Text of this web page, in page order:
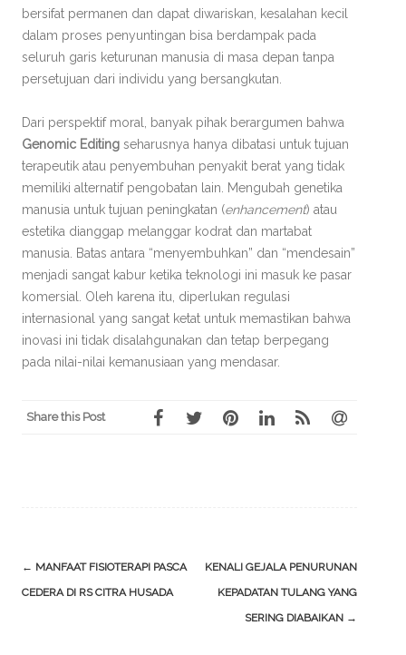
bersifat permanen dan dapat diwariskan, kesalahan kecil
dalam proses penyuntingan bisa berdampak pada
seluruh garis keturunan manusia di masa depan tanpa
persetujuan dari individu yang bersangkutan.
Dari perspektif moral, banyak pihak berargumen bahwa
Genomic Editing seharusnya hanya dibatasi untuk tujuan
terapeutik atau penyembuhan penyakit berat yang tidak
memiliki alternatif pengobatan lain. Mengubah genetika
manusia untuk tujuan peningkatan (enhancement) atau
estetika dianggap melanggar kodrat dan martabat
manusia. Batas antara “menyembuhkan” dan “mendesain”
menjadi sangat kabur ketika teknologi ini masuk ke pasar
komersial. Oleh karena itu, diperlukan regulasi
internasional yang sangat ketat untuk memastikan bahwa
inovasi ini tidak disalahgunakan dan tetap berpegang
pada nilai-nilai kemanusiaan yang mendasar.
Share this Post
Post
navigation
← MANFAAT FISIOTERAPI PASCA
CEDERA DI RS CITRA HUSADA
KENALI GEJALA PENURUNAN
KEPADATAN TULANG YANG
SERING DIABAIKAN →